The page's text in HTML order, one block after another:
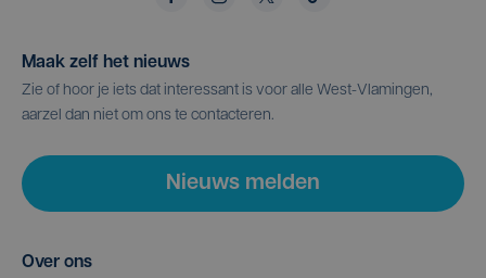
Maak zelf het nieuws
Zie of hoor je iets dat interessant is voor alle West-Vlamingen,
aarzel dan niet om ons te contacteren.
Nieuws melden
Over ons